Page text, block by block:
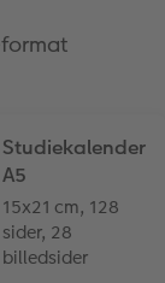
Studiekalender
A5
15x21 cm, 128
sider, 28
billedsider